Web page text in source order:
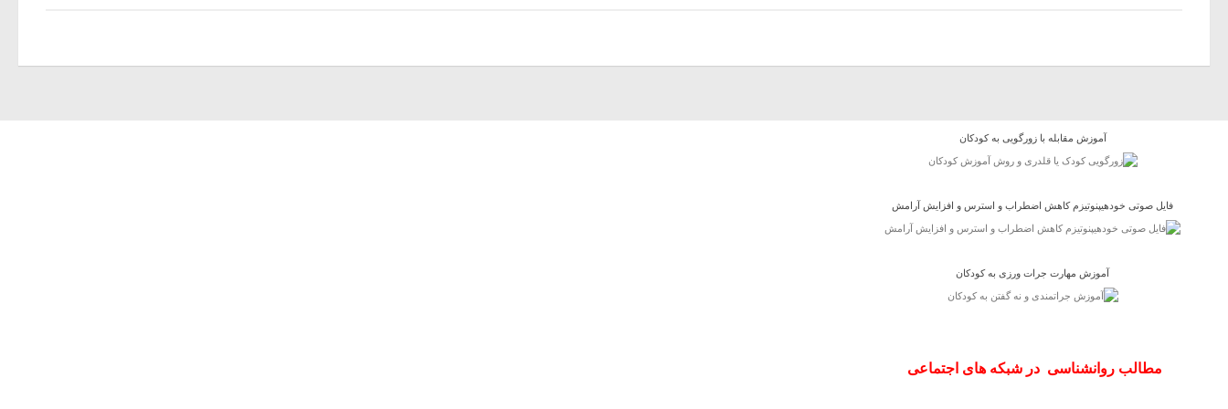
آموزش مقابله با زورگویی به کودکان
فایل صوتی خودهیپنوتیزم کاهش اضطراب و استرس و افزایش آرامش
آموزش مهارت جرات ورزی به کودکان
مطالب روانشناسی در شبکه های اجتماعی